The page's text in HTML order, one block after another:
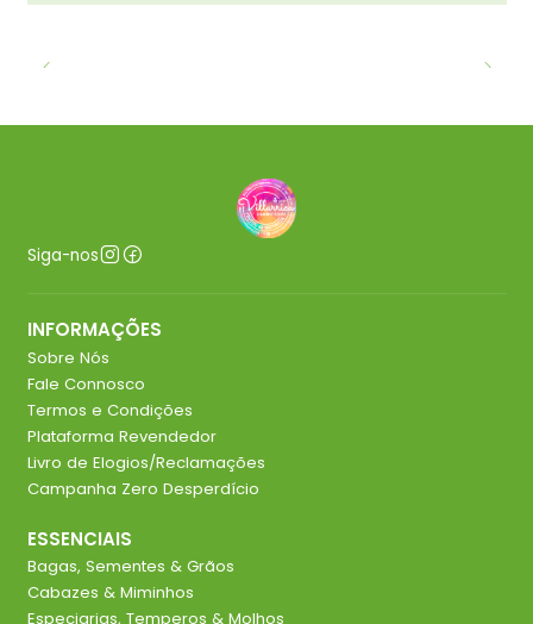
Siga-nos
INFORMAÇÕES
Sobre Nós
Fale Connosco
Termos e Condições
Plataforma Revendedor
Livro de Elogios/Reclamações
Campanha Zero Desperdício
ESSENCIAIS
Bagas, Sementes & Grãos
Cabazes & Miminhos
Especiarias, Temperos & Molhos